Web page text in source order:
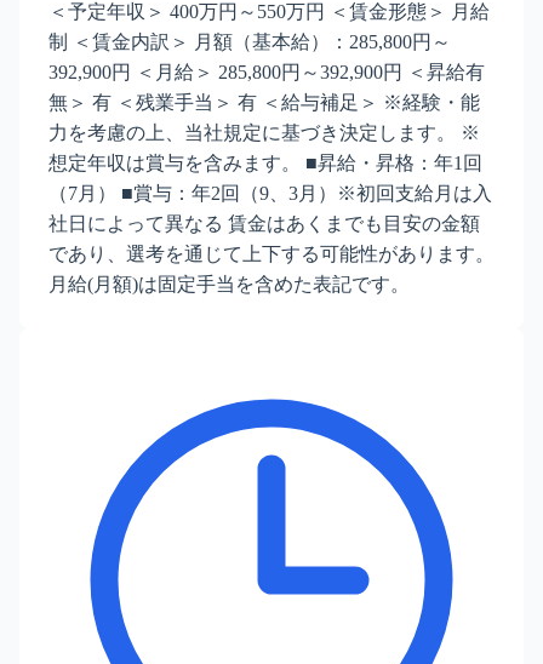
＜予定年収＞ 400万円～550万円 ＜賃金形態＞ 月給
制 ＜賃金内訳＞ 月額（基本給）：285,800円～
392,900円 ＜月給＞ 285,800円～392,900円 ＜昇給有
無＞ 有 ＜残業手当＞ 有 ＜給与補足＞ ※経験・能
力を考慮の上、当社規定に基づき決定します。 ※
想定年収は賞与を含みます。 ■昇給・昇格：年1回
（7月） ■賞与：年2回（9、3月）※初回支給月は入
社日によって異なる 賃金はあくまでも目安の金額
であり、選考を通じて上下する可能性があります。
月給(月額)は固定手当を含めた表記です。